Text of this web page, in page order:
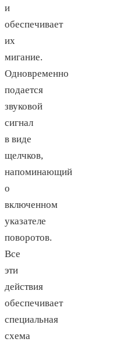
и
обеспечивает
их
мигание.
Одновременно
подается
звуковой
сигнал
в виде
щелчков,
напоминающий
о
включенном
указателе
поворотов.
Все
эти
действия
обеспечивает
специальная
схема